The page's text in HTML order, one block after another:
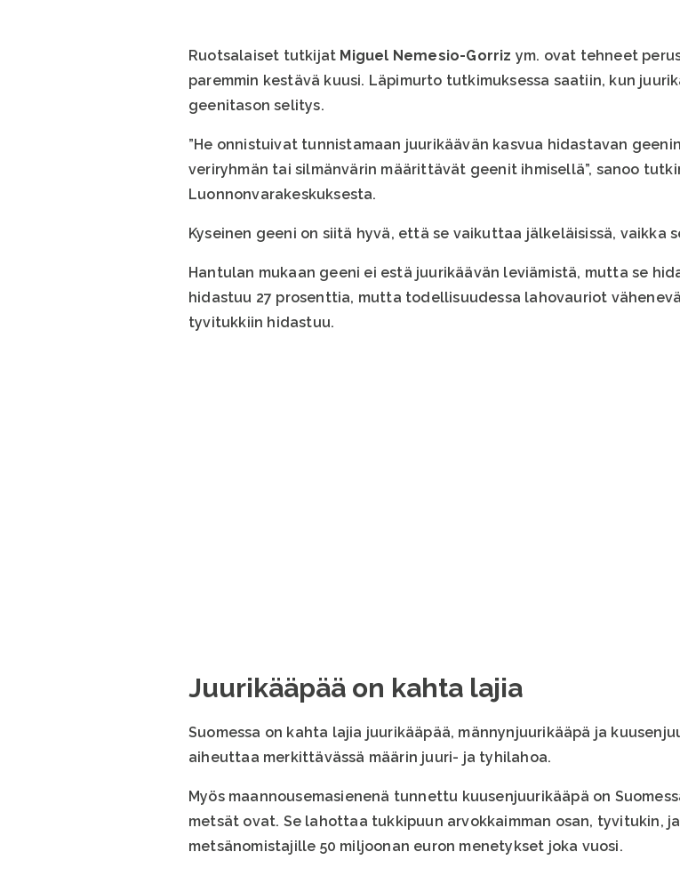
Ruotsalaiset tutkijat Miguel Nemesio-Gorriz ym. ovat tehneet
paremmin kestävä kuusi. Läpimurto tutkimuksessa saatiin, kun
geenitason selitys.
”He onnistuivat tunnistamaan juurikäävän kasvua hidastavan
veriryhmän tai silmänvärin määrittävät geenit ihmisellä”, sanoo
Luonnonvarakeskuksesta.
Kyseinen geeni on siitä hyvä, että se vaikuttaa jälkeläisissä, vaikka
Hantulan mukaan geeni ei estä juurikäävän leviämistä, mutta se
hidastuu 27 prosenttia, mutta todellisuudessa lahovauriot
tyvitukkiin hidastuu.
Juurikääpää on kahta lajia
Suomessa on kahta lajia juurikääpää, männynjuurikääpä ja
aiheuttaa merkittävässä määrin juuri- ja tyhilahoa.
Myös maannousemasienenä tunnettu kuusenjuurikääpä on
metsät ovat. Se lahottaa tukkipuun arvokkaimman osan, tyvitukin,
metsänomistajille 50 miljoonan euron menetykset joka vuosi.